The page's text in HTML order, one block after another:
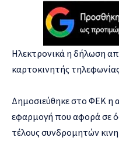
Ηλεκτρονικά η δήλωση
καρτοκινητής
Δημοσιεύθηκε στο ΦΕΚ η
εφαρμογή που αφορά σε
τέλους συνδρομητών